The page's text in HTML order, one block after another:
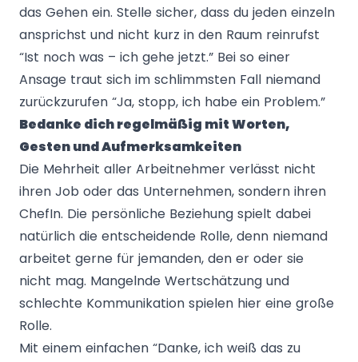
das Gehen ein. Stelle sicher, dass du jeden einzeln
ansprichst und nicht kurz in den Raum reinrufst
“Ist noch was – ich gehe jetzt.” Bei so einer
Ansage traut sich im schlimmsten Fall niemand
zurückzurufen “Ja, stopp, ich habe ein Problem.”
Bedanke dich regelmäßig mit Worten,
Gesten und Aufmerksamkeiten
Die Mehrheit aller Arbeitnehmer verlässt nicht
ihren Job oder das Unternehmen, sondern ihren
ChefIn. Die persönliche Beziehung spielt dabei
natürlich die entscheidende Rolle, denn niemand
arbeitet gerne für jemanden, den er oder sie
nicht mag. Mangelnde Wertschätzung und
schlechte Kommunikation spielen hier eine große
Rolle.
Mit einem einfachen “Danke, ich weiß das zu